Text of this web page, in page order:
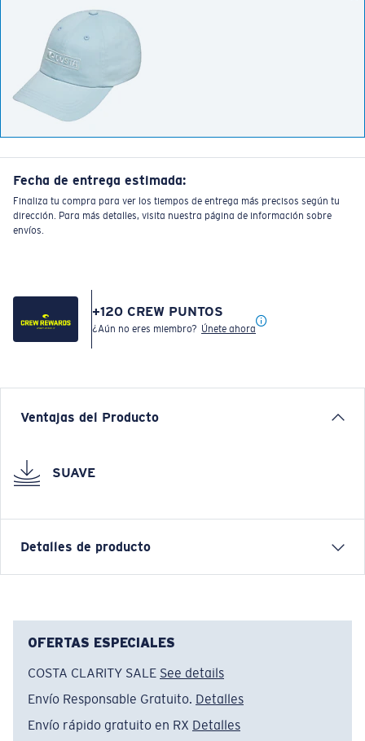
Fecha de entrega estimada:
Finaliza tu compra para ver los tiempos de entrega más precisos según tu
dirección. Para más detalles, visita nuestra página de información sobre
envíos.
+120 CREW PUNTOS
¿Aún no eres miembro? Únete ahora
Ventajas del Producto
SUAVE
Detalles de producto
CARACTERÍSTICAS
• Gorra sin estructura 6P
• Tela de sarga de algodón
• Logotipo bordado en el frente
OFERTAS ESPECIALES
COSTA CLARITY SALE See details
Envío Responsable Gratuito. Detalles
Envío rápido gratuito en RX Detalles